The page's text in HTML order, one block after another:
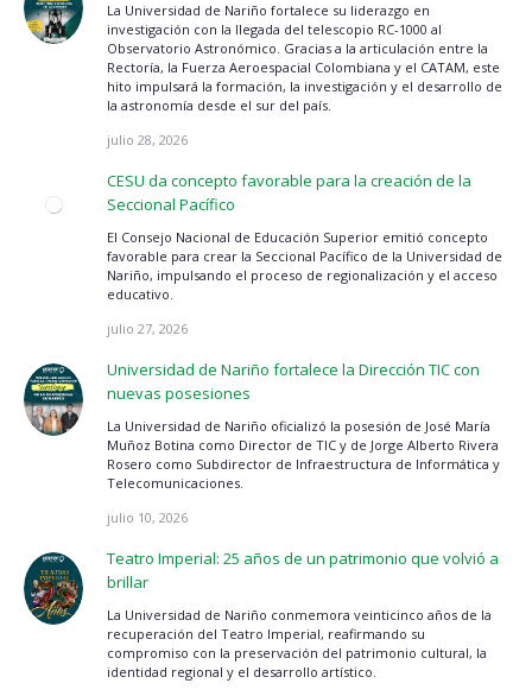
La Universidad de Nariño fortalece su liderazgo en
investigación con la llegada del telescopio RC-1000 al
Observatorio Astronómico. Gracias a la articulación entre la
Rectoría, la Fuerza Aeroespacial Colombiana y el CATAM, este
hito impulsará la formación, la investigación y el desarrollo de
la astronomía desde el sur del país.
julio 28, 2026
CESU da concepto favorable para la creación de la
Seccional Pacífico
El Consejo Nacional de Educación Superior emitió concepto
favorable para crear la Seccional Pacífico de la Universidad de
Nariño, impulsando el proceso de regionalización y el acceso
educativo.
julio 27, 2026
Universidad de Nariño fortalece la Dirección TIC con
nuevas posesiones
La Universidad de Nariño oficializó la posesión de José María
Muñoz Botina como Director de TIC y de Jorge Alberto Rivera
Rosero como Subdirector de Infraestructura de Informática y
Telecomunicaciones.
julio 10, 2026
Teatro Imperial: 25 años de un patrimonio que volvió a
brillar
La Universidad de Nariño conmemora veinticinco años de la
recuperación del Teatro Imperial, reafirmando su
compromiso con la preservación del patrimonio cultural, la
identidad regional y el desarrollo artístico.